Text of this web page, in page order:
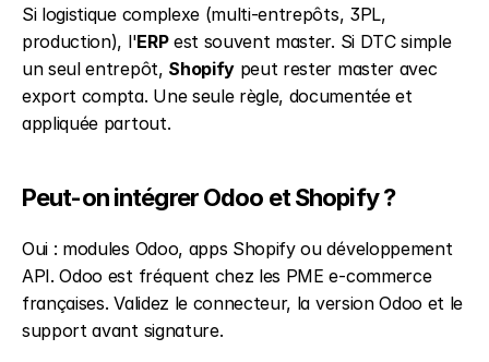
Si logistique complexe (multi-entrepôts, 3PL,
production), l'ERP est souvent master. Si DTC simple
un seul entrepôt, Shopify peut rester master avec
export compta. Une seule règle, documentée et
appliquée partout.
Peut-on intégrer Odoo et Shopify ?
Oui : modules Odoo, apps Shopify ou développement
API. Odoo est fréquent chez les PME e-commerce
françaises. Validez le connecteur, la version Odoo et le
support avant signature.